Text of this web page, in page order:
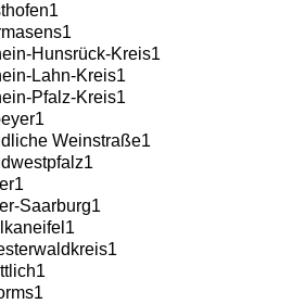
1
1
Hunsrück-Kreis1
Lahn-Kreis1
Pfalz-Kreis1
1
Weinstraße1
1
1
Saarburg1
1
1
1
1